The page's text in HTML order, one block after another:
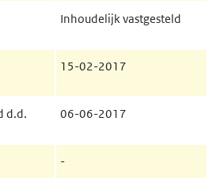
Inhoudelijk vastgesteld
15-02-2017
d.d. 06-06-2017
-